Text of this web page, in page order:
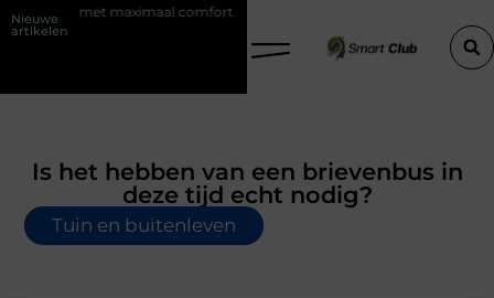
Nieuwe
artikelen
met maximaal comfort Fysio Bleiswijk: professionele
Is het hebben van een brievenbus in
deze tijd echt nodig?
Tuin en buitenleven